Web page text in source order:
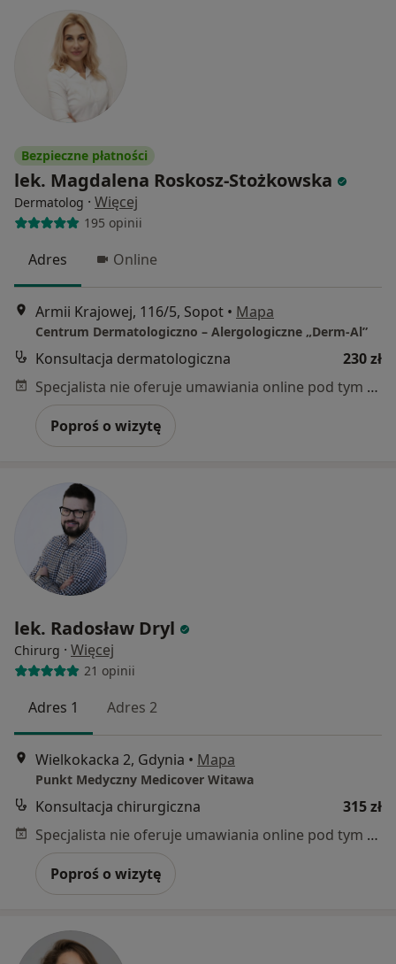
Bezpieczne płatności
lek. Magdalena Roskosz-Stożkowska
Dermatolog · Więcej
195 opinii
Adres Online
Armii Krajowej, 116/5, Sopot • Mapa
Centrum Dermatologiczno – Alergologiczne „Derm-Al”
Konsultacja dermatologiczna
230 zł
Specjalista nie oferuje umawiania online pod tym adresem.
Poproś o wizytę
lek. Radosław Dryl
Chirurg · Więcej
21 opinii
Adres 1 Adres 2
Wielkokacka 2, Gdynia • Mapa
Punkt Medyczny Medicover Witawa
Konsultacja chirurgiczna
315 zł
Specjalista nie oferuje umawiania online pod tym adresem.
Poproś o wizytę